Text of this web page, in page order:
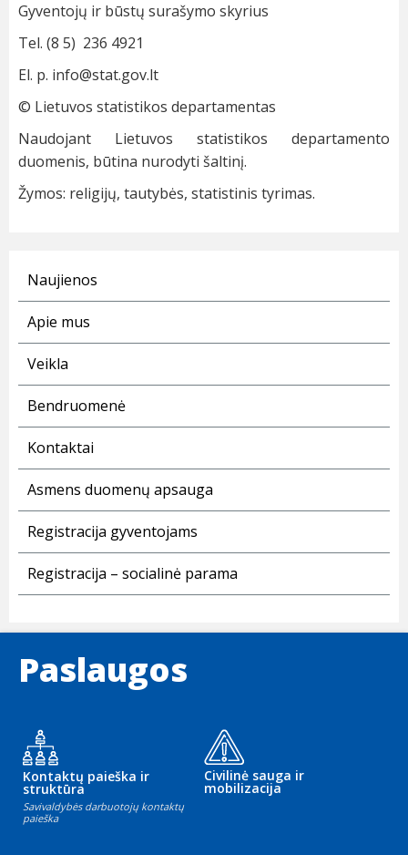
Gyventojų ir būstų surašymo skyrius
Tel. (8 5) 236 4921
El. p. info@stat.gov.lt
© Lietuvos statistikos departamentas
Naudojant Lietuvos statistikos departamento
duomenis, būtina nurodyti šaltinį.
Žymos: religijų, tautybės, statistinis tyrimas.
Naujienos
Apie mus
Veikla
Bendruomenė
Kontaktai
Asmens duomenų apsauga
Registracija gyventojams
Registracija – socialinė parama
Paslaugos
Kontaktų paieška ir
struktūra
Savivaldybės darbuotojų kontaktų
paieška
Civilinė sauga ir
mobilizacija